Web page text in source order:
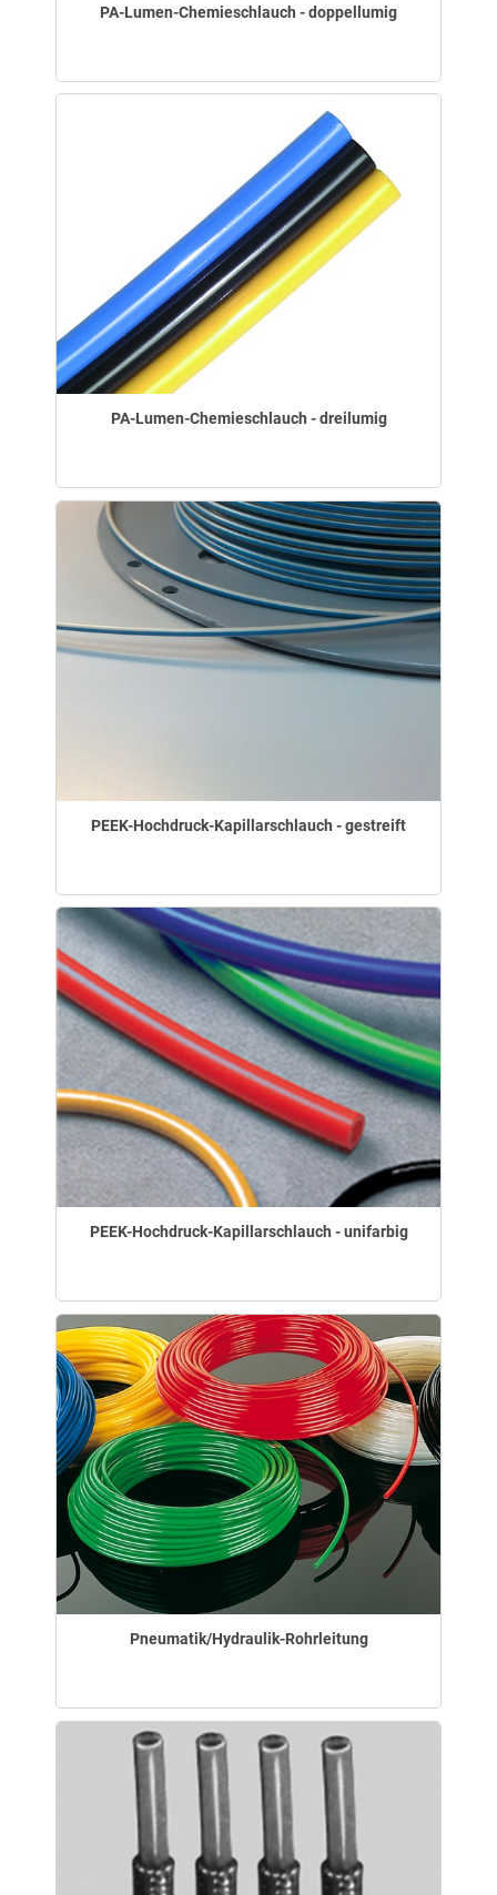
PA-Lumen-Chemieschlauch - doppellumig
PA-Lumen-Chemieschlauch - dreilumig
PEEK-Hochdruck-Kapillarschlauch - gestreift
PEEK-Hochdruck-Kapillarschlauch - unifarbig
Pneumatik/Hydraulik-Rohrleitung